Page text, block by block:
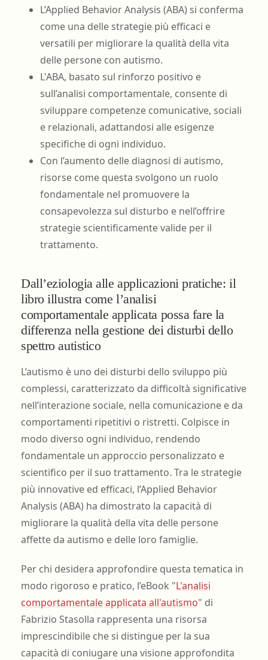
L’Applied Behavior Analysis (ABA) si conferma
come una delle strategie più efficaci e
versatili per migliorare la qualità della vita
delle persone con autismo.
L'ABA, basato sul rinforzo positivo e
sull’analisi comportamentale, consente di
sviluppare competenze comunicative, sociali
e relazionali, adattandosi alle esigenze
specifiche di ogni individuo.
Con l’aumento delle diagnosi di autismo,
risorse come questa svolgono un ruolo
fondamentale nel promuovere la
consapevolezza sul disturbo e nell’offrire
strategie scientificamente valide per il
trattamento.
Dall’eziologia alle applicazioni pratiche: il
libro illustra come l’analisi
comportamentale applicata possa fare la
differenza nella gestione dei disturbi dello
spettro autistico
L’autismo è uno dei disturbi dello sviluppo più
complessi, caratterizzato da difficoltà significative
nell’interazione sociale, nella comunicazione e da
comportamenti ripetitivi o ristretti. Colpisce in
modo diverso ogni individuo, rendendo
fondamentale un approccio personalizzato e
scientifico per il suo trattamento. Tra le strategie
più innovative ed efficaci, l’Applied Behavior
Analysis (ABA) ha dimostrato la capacità di
migliorare la qualità della vita delle persone
affette da autismo e delle loro famiglie.
Per chi desidera approfondire questa tematica in
modo rigoroso e pratico, l’eBook "L'analisi
comportamentale applicata all'autismo" di
Fabrizio Stasolla rappresenta una risorsa
imprescindibile che si distingue per la sua
capacità di coniugare una visione approfondita